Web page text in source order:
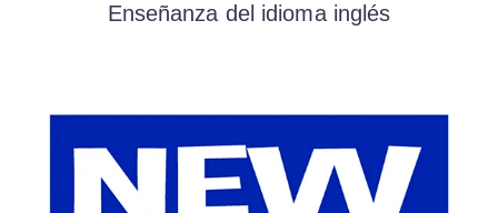
Enseñanza del idioma inglés